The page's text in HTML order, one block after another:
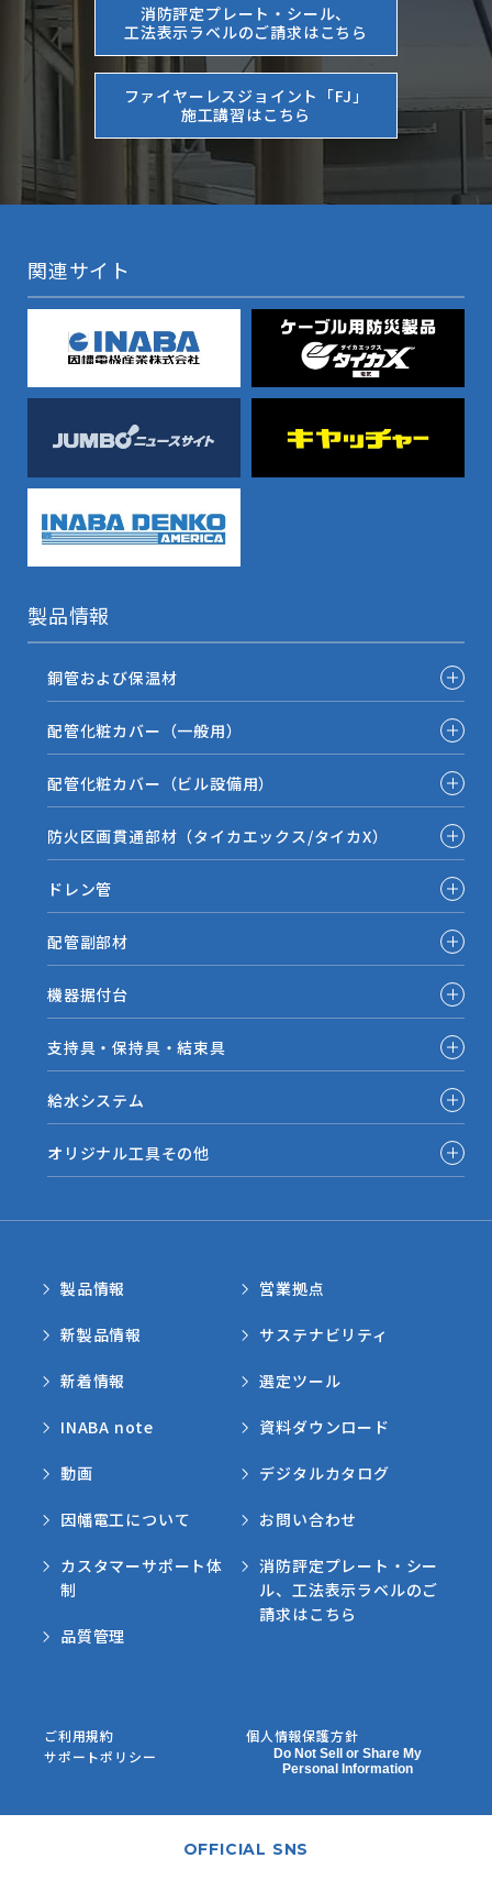
消防評定プレート・シール、
工法表示ラベルのご請求はこちら
ファイヤーレスジョイント「FJ」
施工講習はこちら
関連サイト
製品情報
銅管および保温材
配管化粧カバー（一般用）
配管化粧カバー（ビル設備用）
防火区画貫通部材（タイカエックス/タイカX）
ドレン管
配管副部材
機器据付台
支持具・保持具・結束具
給水システム
オリジナル工具その他
製品情報
新製品情報
新着情報
INABA note
動画
因幡電工について
カスタマーサポート体
制
品質管理
営業拠点
サステナビリティ
選定ツール
資料ダウンロード
デジタルカタログ
お問い合わせ
消防評定プレート・シー
ル、工法表示ラベルのご
請求はこちら
ご利用規約
個人情報保護方針
サポートポリシー
Do Not Sell or Share My
Personal Information
OFFICIAL SNS